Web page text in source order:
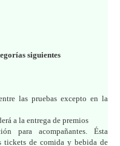
siguientes
las pruebas excepto en la
a la entrega de premios
para acompañantes. Ésta
tickets de comida y bebida de